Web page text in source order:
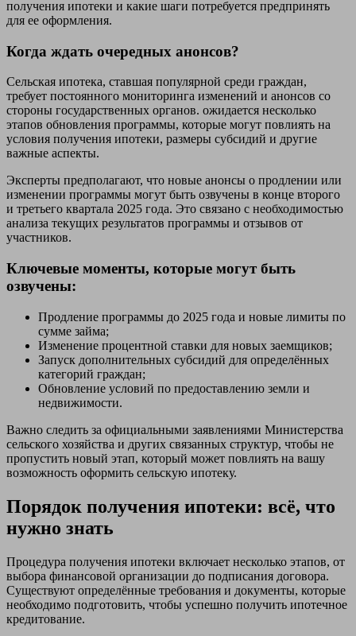
получения ипотеки и какие шаги потребуется предпринять
для ее оформления.
Когда ждать очередных анонсов?
Сельская ипотека, ставшая популярной среди граждан,
требует постоянного мониторинга изменений и анонсов со
стороны государственных органов. ожидается несколько
этапов обновления программы, которые могут повлиять на
условия получения ипотеки, размеры субсидий и другие
важные аспекты.
Эксперты предполагают, что новые анонсы о продлении или
изменении программы могут быть озвучены в конце второго
и третьего квартала 2025 года. Это связано с необходимостью
анализа текущих результатов программы и отзывов от
участников.
Ключевые моменты, которые могут быть
озвучены:
Продление программы до 2025 года и новые лимиты по
сумме займа;
Изменение процентной ставки для новых заемщиков;
Запуск дополнительных субсидий для определённых
категорий граждан;
Обновление условий по предоставлению земли и
недвижимости.
Важно следить за официальными заявлениями Министерства
сельского хозяйства и других связанных структур, чтобы не
пропустить новый этап, который может повлиять на вашу
возможность оформить сельскую ипотеку.
Порядок получения ипотеки: всё, что
нужно знать
Процедура получения ипотеки включает несколько этапов, от
выбора финансовой организации до подписания договора.
Существуют определённые требования и документы, которые
необходимо подготовить, чтобы успешно получить ипотечное
кредитование.